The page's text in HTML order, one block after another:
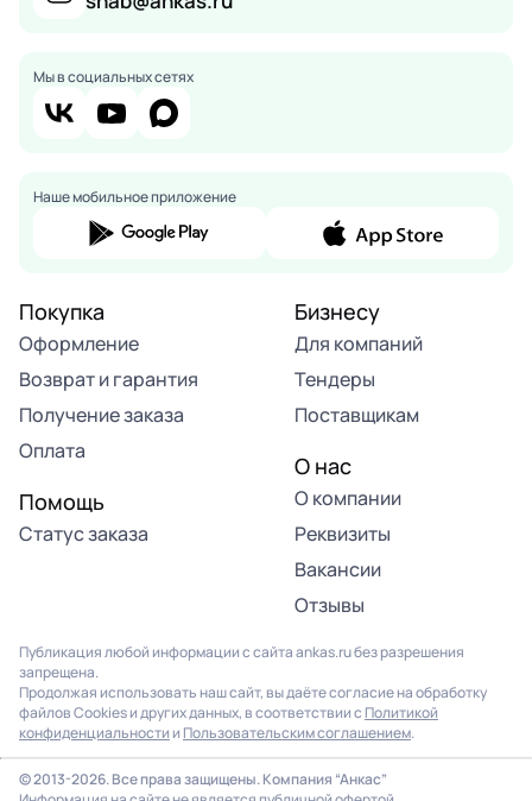
Мы в социальных сетях
Наше мобильное приложение
Покупка
Оформление
Возврат и гарантия
Получение заказа
Оплата
Помощь
Статус заказа
Бизнесу
Для компаний
Тендеры
Поставщикам
О нас
О компании
Реквизиты
Вакансии
Отзывы
Публикация любой информации с сайта ankas.ru без разрешения
запрещена.
Продолжая использовать наш сайт, вы даёте согласие на обработку
файлов Cookies и других данных, в соответствии с Политикой
конфиденциальности и Пользовательским соглашением.
© 2013-2026. Все права защищены. Компания “Анкас”